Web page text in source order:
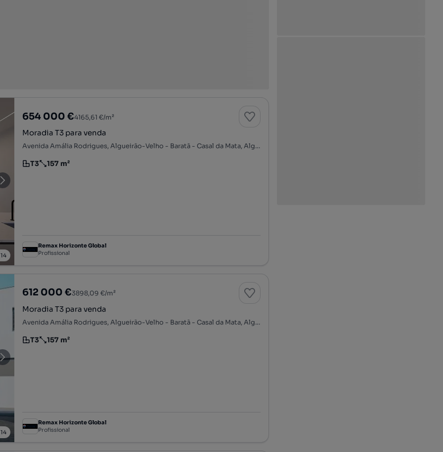
14
654 000 €4165,61 €/m²
Moradia T3 para venda
Avenida Amália Rodrigues, Algueirão-Velho - Baratã - Casal da Mata, Algueirão-Mem Martins, Sintra, Lisboa
Tipologia
T3
Preço por metro quadrado
157 m²
Remax Horizonte Global
Profissional
14
612 000 €3898,09 €/m²
Moradia T3 para venda
Avenida Amália Rodrigues, Algueirão-Velho - Baratã - Casal da Mata, Algueirão-Mem Martins, Sintra, Lisboa
Tipologia
T3
Preço por metro quadrado
157 m²
Remax Horizonte Global
Profissional